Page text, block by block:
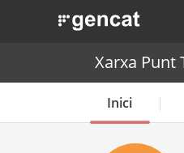
. Obre en una nova
Xarxa Punt
Inici